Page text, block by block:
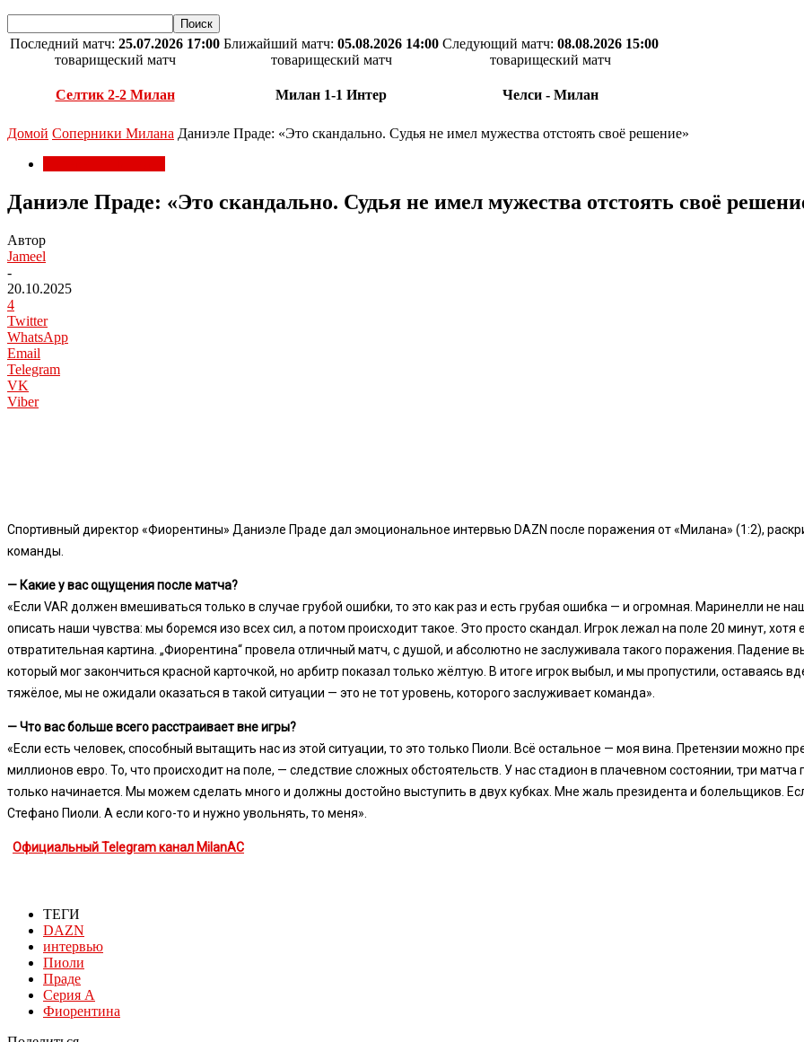
Последний матч: 25.07.2026 17:00
товарищеский матч
Селтик 2-2 Милан
Ближайший матч: 05.08.2026 14:00
товарищеский матч
Милан 1-1 Интер
Следующий матч: 08.08.2026 15:00
товарищеский матч
Челси - Милан
Домой Соперники Милана Даниэле Праде: «Это скандально. Судья не имел мужества отстоять своё решение»
Даниэле Праде: «Это скандально. Судья не имел мужества отстоять своё
Автор
Jameel
-
20.10.2025
4
Twitter
WhatsApp
Email
Telegram
VK
Viber
Спортивный директор «Фиорентины» Даниэле Праде дал эмоциональное интервью DAZN после поражения от «Милана» (1:2),
команды.
— Какие у вас ощущения после матча?
«Если VAR должен вмешиваться только в случае грубой ошибки, то это как раз и есть грубая ошибка — и огромная. Маринелли не
описать наши чувства: мы боремся изо всех сил, а потом происходит такое. Это просто скандал. Игрок лежал на поле 20 минут, хотя
отвратительная картина. „Фиорентина“ провела отличный матч, с душой, и абсолютно не заслуживала такого поражения.
который мог закончиться красной карточкой, но арбитр показал только жёлтую. В итоге игрок выбыл, и мы пропустили, оставаясь
тяжёлое, мы не ожидали оказаться в такой ситуации — это не тот уровень, которого заслуживает команда».
— Что вас больше всего расстраивает вне игры?
«Если есть человек, способный вытащить нас из этой ситуации, то это только Пиоли. Всё остальное — моя вина. Претензии можно
миллионов евро. То, что происходит на поле, — следствие сложных обстоятельств. У нас стадион в плачевном состоянии, три
только начинается. Мы можем сделать много и должны достойно выступить в двух кубках. Мне жаль президента и болельщиков.
Стефано Пиоли. А если кого-то и нужно увольнять, то меня».
Официальный Telegram канал MilanAC
ТЕГИ
DAZN
интервью
Пиоли
Праде
Серия А
Фиорентина